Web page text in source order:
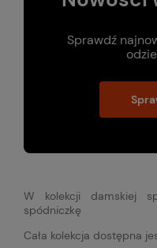
Sprawdź
W kolekcji damskiej
spódniczkę
Cała kolekcja dostępna